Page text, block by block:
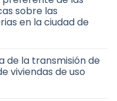
sobre las
en la ciudad de
de la transmisión de
viviendas de uso